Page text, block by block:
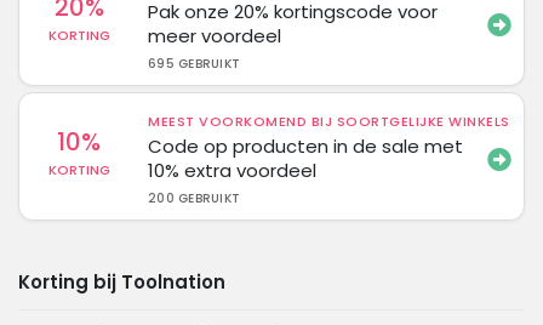
20%
KORTING
Pak onze 20% kortingscode voor
meer voordeel
695 GEBRUIKT
10%
KORTING
MEEST VOORKOMEND BIJ SOORTGELIJKE WINKELS
Code op producten in de sale met
10% extra voordeel
200 GEBRUIKT
Korting bij Toolnation